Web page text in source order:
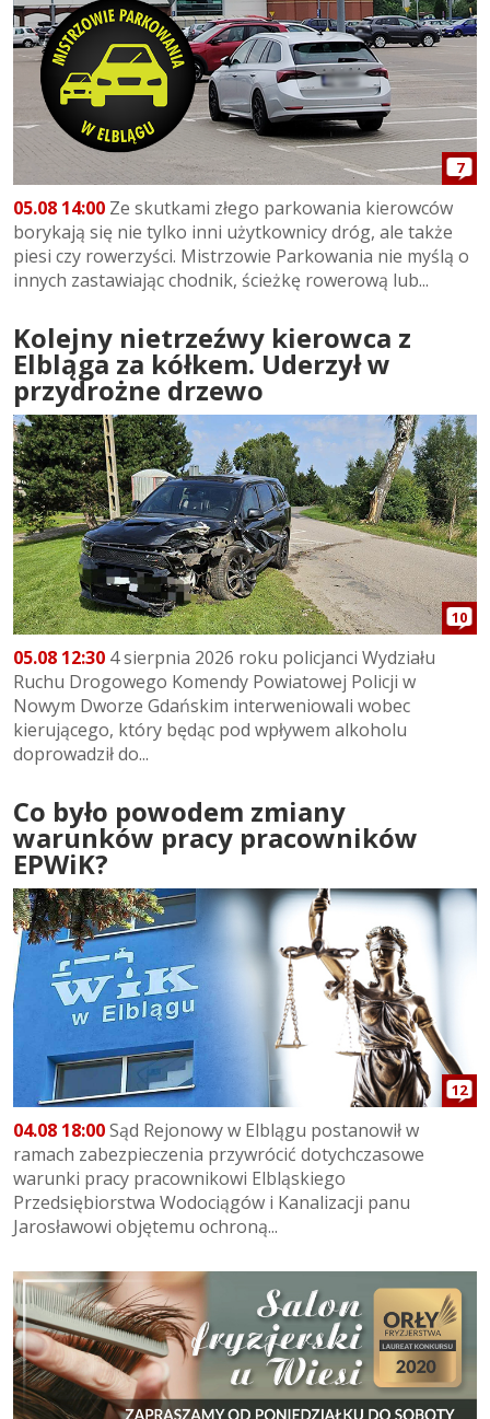
7
05.08 14:00 Ze skutkami złego parkowania kierowców
borykają się nie tylko inni użytkownicy dróg, ale także
piesi czy rowerzyści. Mistrzowie Parkowania nie myślą o
innych zastawiając chodnik, ścieżkę rowerową lub...
Kolejny nietrzeźwy kierowca z
Elbląga za kółkem. Uderzył w
przydrożne drzewo
10
05.08 12:30 4 sierpnia 2026 roku policjanci Wydziału
Ruchu Drogowego Komendy Powiatowej Policji w
Nowym Dworze Gdańskim interweniowali wobec
kierującego, który będąc pod wpływem alkoholu
doprowadził do...
Co było powodem zmiany
warunków pracy pracowników
EPWiK?
12
04.08 18:00Sąd Rejonowy w Elblągu postanowił w
ramach zabezpieczenia przywrócić dotychczasowe
warunki pracy pracownikowi Elbląskiego
Przedsiębiorstwa Wodociągów i Kanalizacji panu
Jarosławowi objętemu ochroną...